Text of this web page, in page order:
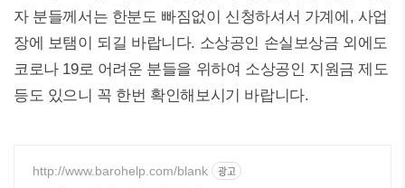
자 분들께서는 한분도 빠짐없이 신청하셔서 가계에, 사업
장에 보탬이 되길 바랍니다. 소상공인 손실보상금 외에도
코로나 19로 어려운 분들을 위하여 소상공인 지원금 제도
등도 있으니 꼭 한번 확인해보시기 바랍니다.
http://www.barohelp.com/blank 광고